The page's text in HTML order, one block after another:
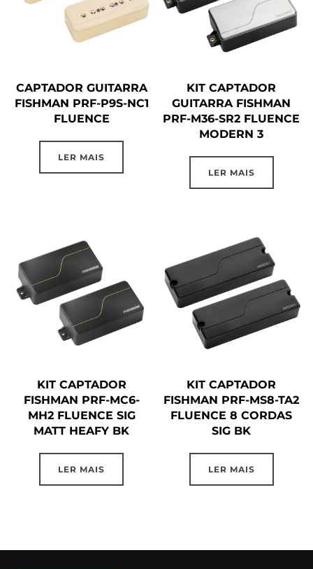
CAPTADOR GUITARRA
FISHMAN PRF-P9S-NC1
FLUENCE
LER MAIS
KIT CAPTADOR
GUITARRA FISHMAN
PRF-M36-SR2 FLUENCE
MODERN 3
LER MAIS
KIT CAPTADOR
FISHMAN PRF-MC6-
MH2 FLUENCE SIG
MATT HEAFY BK
LER MAIS
KIT CAPTADOR
FISHMAN PRF-MS8-TA2
FLUENCE 8 CORDAS
SIG BK
LER MAIS